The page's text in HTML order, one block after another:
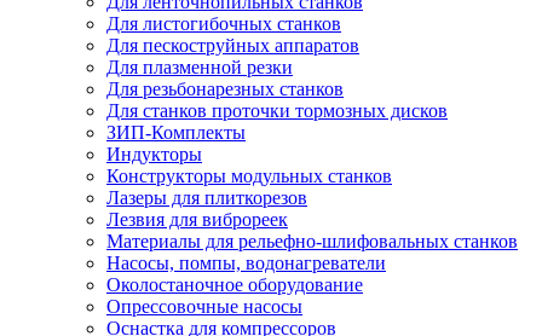
Для листогибочных станков
Для пескоструйных аппаратов
Для плазменной резки
Для резьбонарезных станков
Для станков проточки тормозных дисков
ЗИП-Комплекты
Индукторы
Конструкторы модульных станков
Лазеры для плиткорезов
Лезвия для виброреек
Материалы для рельефно-шлифовальных станков
Насосы, помпы, водонагреватели
Околостаночное оборудование
Опрессовочные насосы
Оснастка для компрессоров